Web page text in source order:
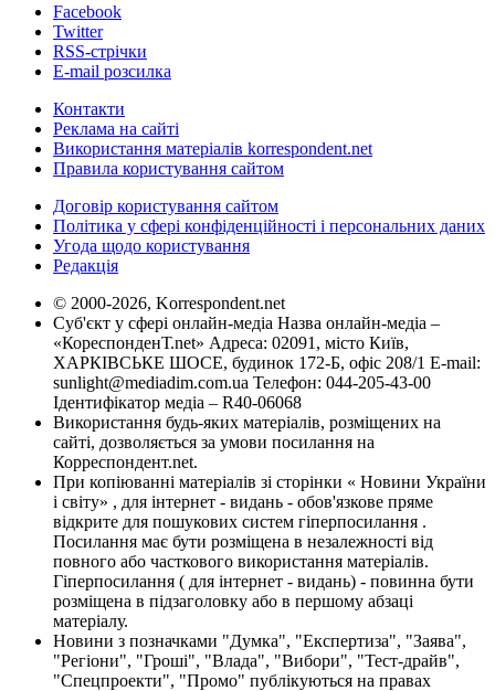
Facebook
Twitter
RSS-стрічки
E-mail розсилка
Контакти
Реклама на сайті
Використання матеріалів korrespondent.net
Правила користування сайтом
Договір користування сайтом
Політика у сфері конфіденційності і персональних даних
Угода щодо користування
Редакція
© 2000-2026, Korrespondent.net
Суб'єкт у сфері онлайн-медіа Назва онлайн-медіа –
«КореспонденТ.net» Адреса: 02091, місто Київ,
ХАРКІВСЬКЕ ШОСЕ, будинок 172-Б, офіс 208/1 E-mail:
sunlight@mediadim.com.ua Телефон: 044-205-43-00
Ідентифікатор медіа – R40-06068
Використання будь-яких матеріалів, розміщених на
сайті, дозволяється за умови посилання на
Корреспондент.net.
При копіюванні матеріалів зі сторінки « Новини України
і світу» , для інтернет - видань - обов'язкове пряме
відкрите для пошукових систем гіперпосилання .
Посилання має бути розміщена в незалежності від
повного або часткового використання матеріалів.
Гіперпосилання ( для інтернет - видань) - повинна бути
розміщена в підзаголовку або в першому абзаці
матеріалу.
Новини з позначками "Думка", "Експертиза", "Заява",
"Регіони", "Гроші", "Влада", "Вибори", "Тест-драйв",
"Спецпроекти", "Промо" публікуються на правах